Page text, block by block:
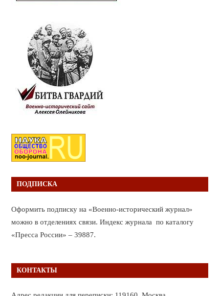
ПОДПИСКА
Оформить подписку на «Военно-исторический журнал»
можно в отделениях связи. Индекс журнала по каталогу
«Пресса России» – 39887.
КОНТАКТЫ